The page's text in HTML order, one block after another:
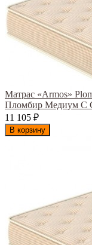
Матрас «Armos»
Пломбир Медиум С
11 105 ₽
В корзину